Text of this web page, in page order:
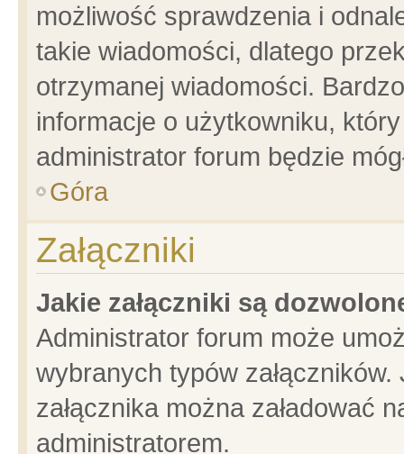
możliwość sprawdzenia i
takie wiadomości, dlatego
otrzymanej wiadomości.
informacje o użytkowniku,
administrator forum będzie
Góra
Załączniki
Jakie załączniki są
Administrator forum może
wybranych typów
załącznika można załadować
administratorem.